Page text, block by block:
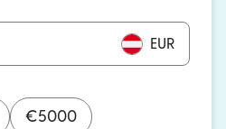
EUR
€5000